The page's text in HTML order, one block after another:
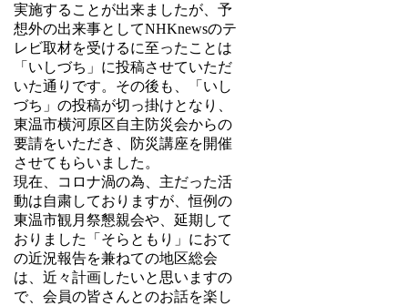
実施することが出来ましたが、予
想外の出来事としてNHKnewsのテ
レビ取材を受けるに至ったことは
「いしづち」に投稿させていただ
いた通りです。その後も、「いし
づち」の投稿が切っ掛けとなり、
東温市横河原区自主防災会からの
要請をいただき、防災講座を開催
させてもらいました。
現在、コロナ渦の為、主だった活
動は自粛しておりますが、恒例の
東温市観月祭懇親会や、延期して
おりました「そらともり」におて
の近況報告を兼ねての地区総会
は、近々計画したいと思いますの
で、会員の皆さんとのお話を楽し